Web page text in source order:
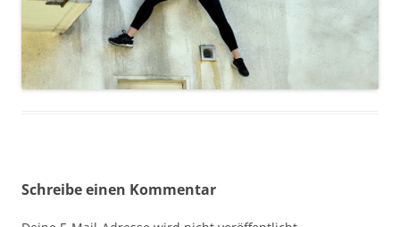
Schreibe einen Kommentar